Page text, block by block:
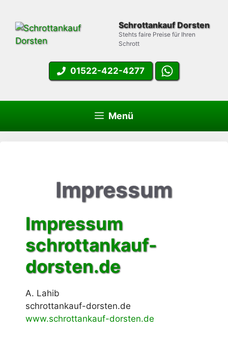
springen
Schrottankauf Dorsten
Stehts faire Preise für Ihren
Schrott
01522-422-4277
Menü
Impressum
Impressum
schrottankauf-
dorsten.de
A. Lahib
schrottankauf-dorsten.de
www.schrottankauf-dorsten.de